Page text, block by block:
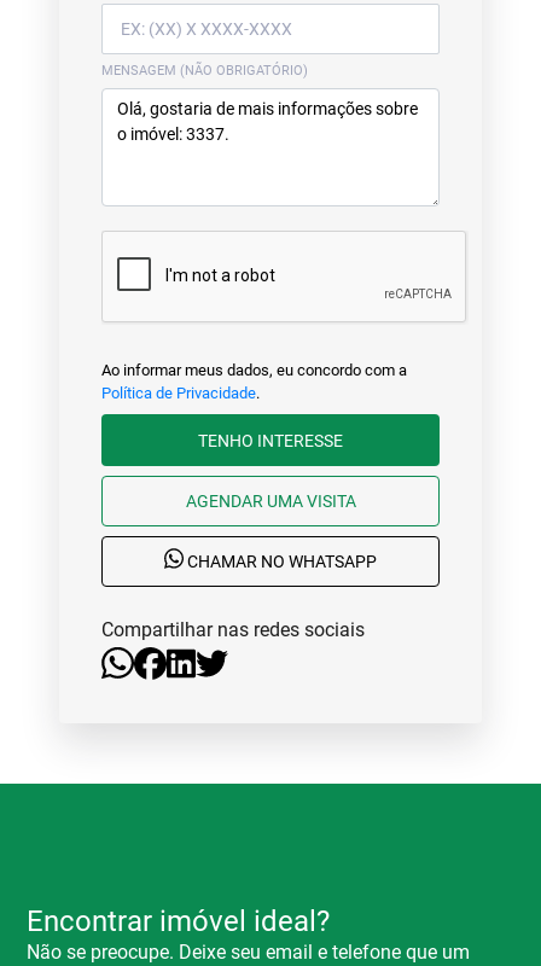
MENSAGEM (NÃO OBRIGATÓRIO)
Ao informar meus dados, eu concordo com a
Política de Privacidade.
TENHO INTERESSE
AGENDAR UMA VISITA
CHAMAR NO WHATSAPP
Compartilhar nas redes sociais
Encontrar imóvel ideal?
Não se preocupe. Deixe seu email e telefone que um